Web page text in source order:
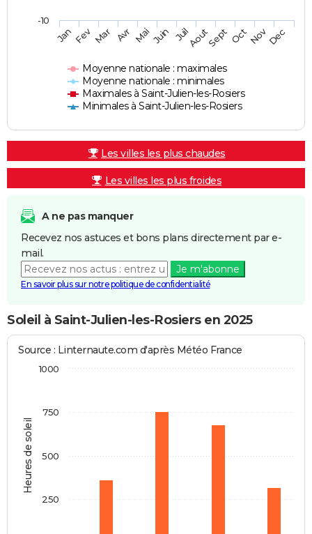
Moyenne nationale : maximales
Moyenne nationale : minimales
Maximales à Saint-Julien-les-Rosiers
Minimales à Saint-Julien-les-Rosiers
JanFev Mar Avr MaiJuin JuilAoutSept OctNovDec
-10
Les villes les plus chaudes
Les villes les plus froides
A ne pas manquer
Recevez nos astuces et bons plans directement par e-
mail.
Je m'abonne
En savoir plus sur notre politique de confidentialité
Soleil à Saint-Julien-les-Rosiers en 2025
Heures de soleil
Source : Linternaute.com d'après Météo France
250
500
750
1000